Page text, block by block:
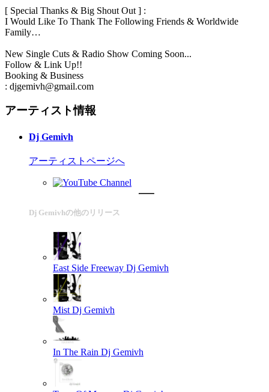
[ Special Thanks & Big Shout Out ] :
I Would Like To Thank The Following Friends & Worldwide
Family…
New Single Cuts & Radio Show Coming Soon...
Follow & Link Up!!
Booking & Business
: djgemivh@gmail.com
アーティスト情報
Dj Gemivh
アーティストページへ
Dj Gemivhの他のリリース
East Side Freeway Dj Gemivh
Mist Dj Gemivh
In The Rain Dj Gemivh